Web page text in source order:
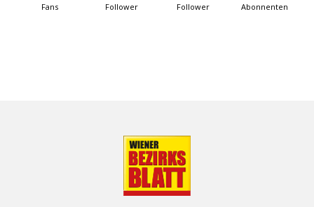
Fans Follower Follower Abonnenten